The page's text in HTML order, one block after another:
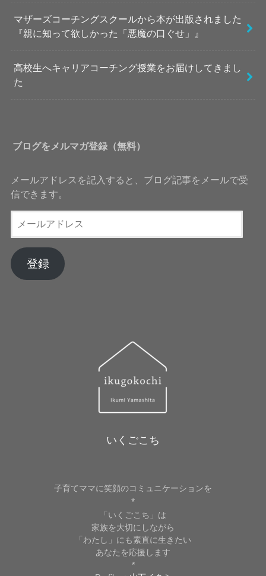
マザーズコーチングスクールから本が出版されました
『親に知って欲しかった「悪魔の口ぐせ」』
高校生へキャリアコーチング授業をお届けしてきまし
た
ブログをメルマガ登録（無料）
メールアドレスを記入すると、ブログ記事をメールで受
信できます。
ー
ア
ド
登録
いくごこち
子育てママに笑顔のコミュニケーションを
*
「いくごこち」は
家族を大切にしながら
「わたし」にも素直に生きたい
あなたを応援します
*